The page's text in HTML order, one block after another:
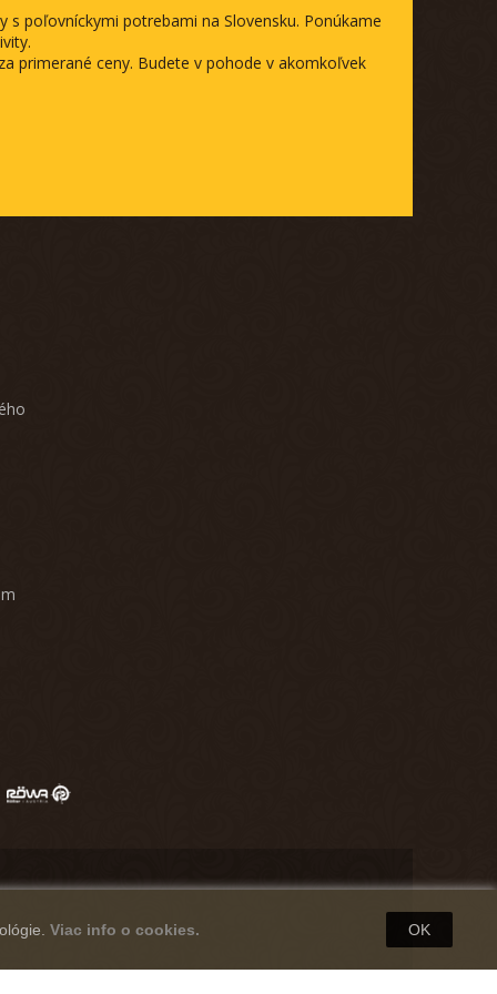
poľovníckymi potrebami na Slovensku. Ponúkame
primerané ceny. Budete v pohode v akomkoľvek
Viac info o cookies. OK